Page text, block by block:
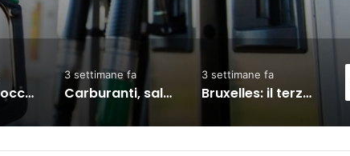
Carburanti, salgono prezzi: diesel self vola oltre i 2 euro al litro
3 settimane fa
Bruxelles: il terzo Consiglio sul commercio Ue-India, partnership rafforzata
2 giorni fa
Meta, TikTok, Snap e YouTube affrontano una nuova causa legale negli Stati Uniti